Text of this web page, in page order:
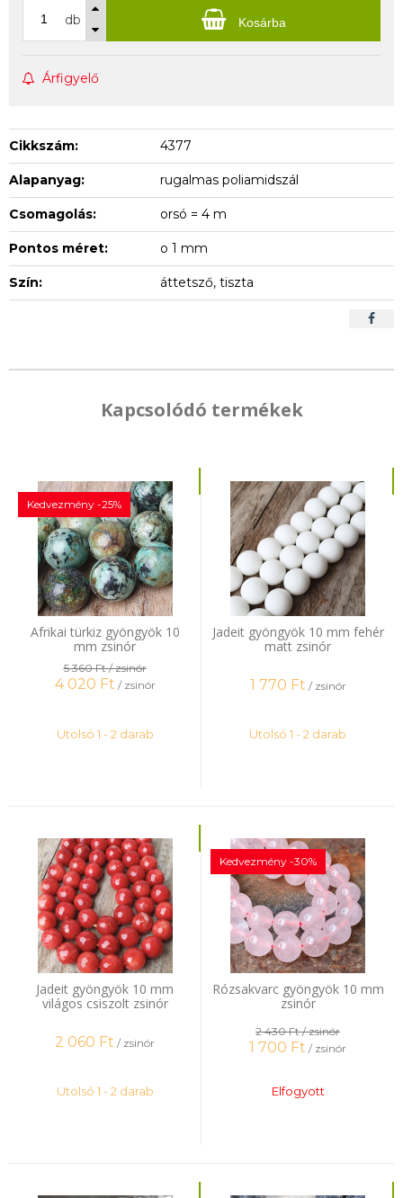
db Kosárba
Árfigyelő
Cikkszám: 4377
Alapanyag: rugalmas poliamidszál
Csomagolás: orsó = 4 m
Pontos méret: o 1 mm
Szín: áttetsző, tiszta
Kapcsolódó termékek
Afrikai türkiz gyöngyök 10
mm zsinór
Kedvezmény -25%
5 360 Ft/ zsinór
4 020 Ft / zsinór
Utolsó 1 - 2 darab
Jadeit gyöngyök 10 mm fehér
matt zsinór
1 770 Ft / zsinór
Utolsó 1 - 2 darab
Jadeit gyöngyök 10 mm
világos csiszolt zsinór
2 060 Ft / zsinór
Utolsó 1 - 2 darab
Rózsakvarc gyöngyök 10 mm
zsinór
Kedvezmény -30%
2 430 Ft/ zsinór
1 700 Ft / zsinór
Elfogyott